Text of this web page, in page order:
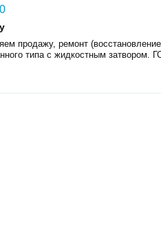
продажу, ремонт
типа с жидкостным затвором.